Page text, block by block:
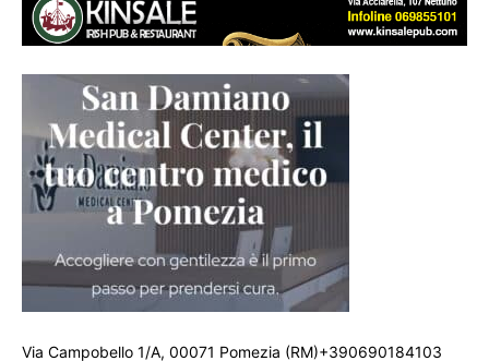
Via Campobello 1/A, 00071 Pomezia (RM)+390690184103